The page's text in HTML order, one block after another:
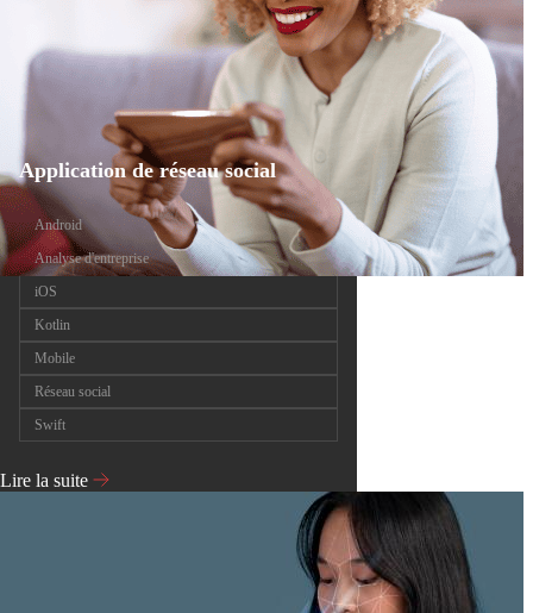
Application de réseau social
Android
Analyse d'entreprise
iOS
Kotlin
Mobile
Réseau social
Swift
Lire la suite